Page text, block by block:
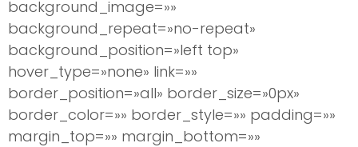
background_image=»»
background_repeat=»no-repeat»
background_position=»left top»
hover_type=»none» link=»»
border_position=»all» border_size=»0px»
border_color=»» border_style=»» padding=»»
margin_top=»» margin_bottom=»»